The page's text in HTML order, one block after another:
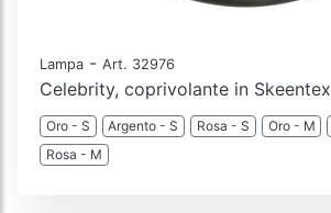
Lampa - Art. 32976
Celebrity, coprivolante in Skeentex
Oro - S Argento - S Rosa - S Oro - M
Rosa - M